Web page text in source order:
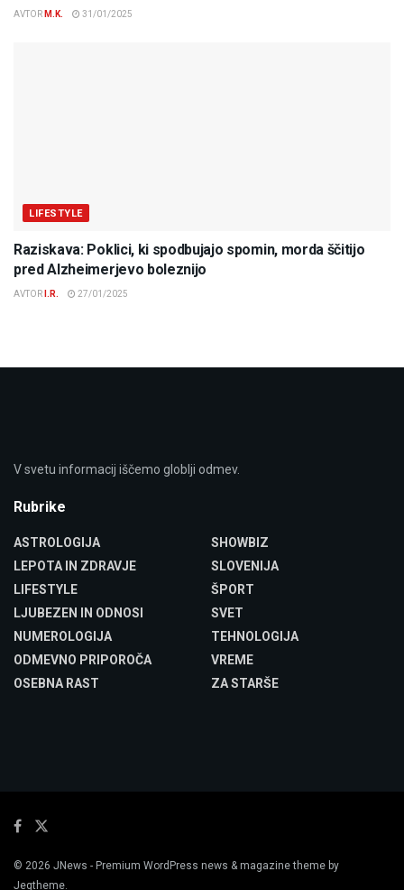
AVTOR M.K. 31/01/2025
LIFESTYLE
Raziskava: Poklici, ki spodbujajo spomin, morda ščitijo
pred Alzheimerjevo boleznijo
AVTOR I.R. 27/01/2025
V svetu informacij iščemo globlji odmev.
Rubrike
ASTROLOGIJA
LEPOTA IN ZDRAVJE
LIFESTYLE
LJUBEZEN IN ODNOSI
NUMEROLOGIJA
ODMEVNO PRIPOROČA
OSEBNA RAST
SHOWBIZ
SLOVENIJA
ŠPORT
SVET
TEHNOLOGIJA
VREME
ZA STARŠE
© 2026 JNews - Premium WordPress news & magazine theme by
Jegtheme.